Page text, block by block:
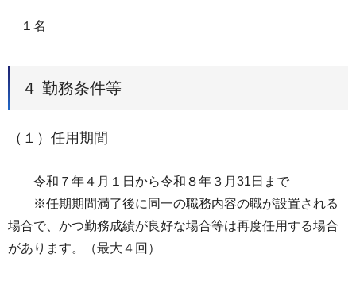
１名
４ 勤務条件等
（１）任用期間
令和７年４月１日から令和８年３月31日まで
※任期期間満了後に同一の職務内容の職が設置される
場合で、かつ勤務成績が良好な場合等は再度任用する場合
があります。（最大４回）